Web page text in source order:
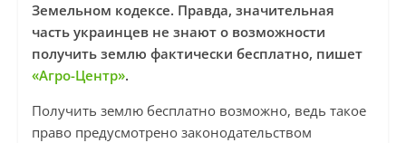
Земельном кодексе. Правда, значительная
часть украинцев не знают о возможности
получить землю фактически бесплатно, пишет
«Агро-Центр».
Получить землю бесплатно возможно, ведь такое
право предусмотрено законодательством